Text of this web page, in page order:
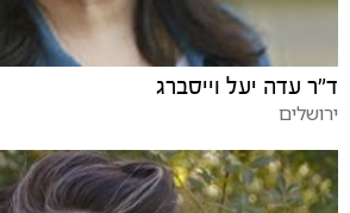
ד"ר עדה יעל וייסברג
ירושלים